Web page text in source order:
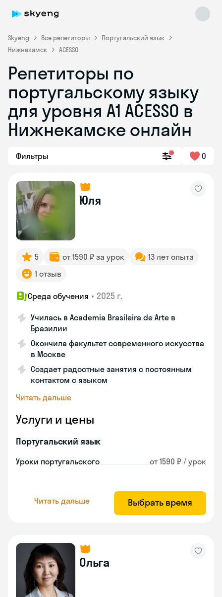
Skyeng Все репетиторы
Португальский язык
Нижнекамск
ACESSO
Репетиторы по
португальскому языку
для уровня A1 ACESSO в
Нижнекамске онлайн
Фильтры 0
Юля
5 от 1590 ₽ за урок
13 лет опыта
1 отзыв
Среда обучения • 2025 г.
Училась в Academia Brasileira de Arte в
Бразилии
Окончила факультет современного искусства
в Москве
Создает радостные занятия с постоянным
контактом с языком
Читать дальше
Услуги и цены
Португальский язык
Уроки португальского от 1590 ₽ / урок
Читать дальше Выбрать время
Ольга
Skyeng Chat
online